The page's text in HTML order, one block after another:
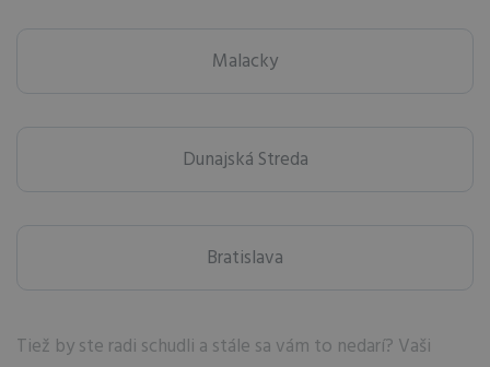
Malacky
Dunajská Streda
Bratislava
Tiež by ste radi schudli a stále sa vám to nedarí? Vaši